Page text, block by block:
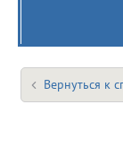
Вернуться к